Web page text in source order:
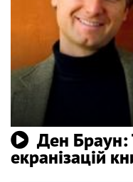
Ден
екранізацій